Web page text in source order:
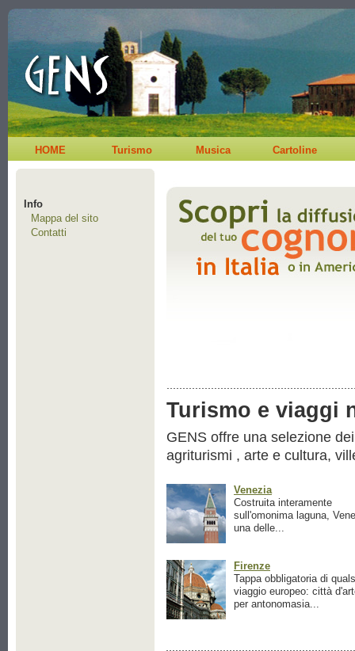
HOME Turismo Musica Cartoline
Info
Mappa del sito
Contatti
Turismo e viaggi
GENS offre una selezione
agriturismi , arte e cultura,
Venezia
Costruita interamente
sull'omonima laguna,
una delle...
Firenze
Tappa obbligatoria di
viaggio europeo: città
per antonomasia...